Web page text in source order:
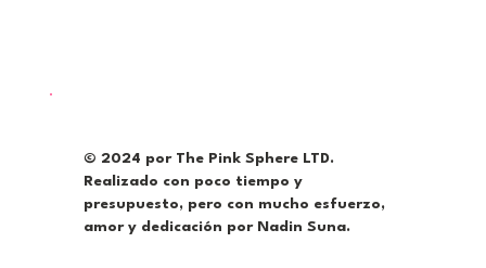
© 2024 por The Pink Sphere LTD.
Realizado con poco tiempo y
presupuesto, pero con mucho esfuerzo,
amor y dedicación por Nadin Suna.